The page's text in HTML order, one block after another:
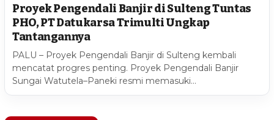
Proyek Pengendali Banjir di Sulteng Tuntas
PHO, PT Datukarsa Trimulti Ungkap
Tantangannya
PALU – Proyek Pengendali Banjir di Sulteng kembali
mencatat progres penting. Proyek Pengendali Banjir
Sungai Watutela–Paneki resmi memasuki…